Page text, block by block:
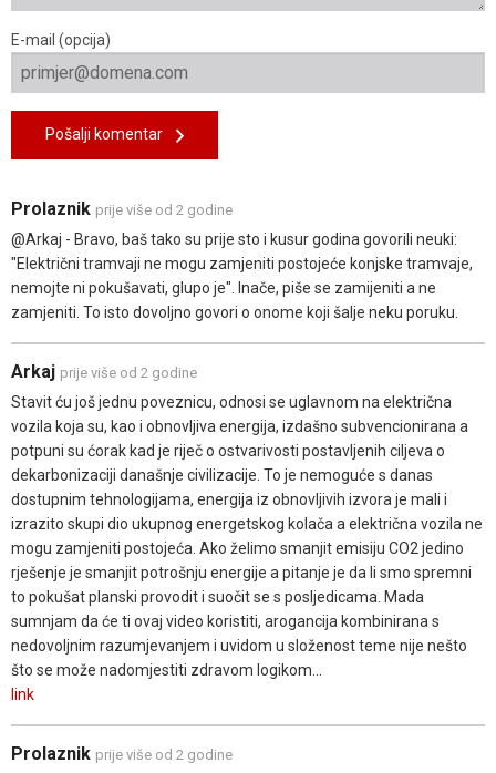
E-mail (opcija)
Pošalji komentar
Prolaznik prije više od 2 godine
@Arkaj - Bravo, baš tako su prije sto i kusur godina govorili neuki:
"Električni tramvaji ne mogu zamjeniti postojeće konjske tramvaje,
nemojte ni pokušavati, glupo je". Inače, piše se zamijeniti a ne
zamjeniti. To isto dovoljno govori o onome koji šalje neku poruku.
Arkaj prije više od 2 godine
Stavit ću još jednu poveznicu, odnosi se uglavnom na električna
vozila koja su, kao i obnovljiva energija, izdašno subvencionirana a
potpuni su ćorak kad je riječ o ostvarivosti postavljenih ciljeva o
dekarbonizaciji današnje civilizacije. To je nemoguće s danas
dostupnim tehnologijama, energija iz obnovljivih izvora je mali i
izrazito skupi dio ukupnog energetskog kolača a električna vozila ne
mogu zamjeniti postojeća. Ako želimo smanjit emisiju CO2 jedino
rješenje je smanjit potrošnju energije a pitanje je da li smo spremni
to pokušat planski provodit i suočit se s posljedicama. Mada
sumnjam da će ti ovaj video koristiti, arogancija kombinirana s
nedovoljnim razumjevanjem i uvidom u složenost teme nije nešto
što se može nadomjestiti zdravom logikom...
link
Prolaznik prije više od 2 godine